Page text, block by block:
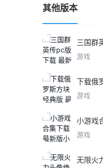
其他版本
三国群
游戏
下载俄
游戏
游戏